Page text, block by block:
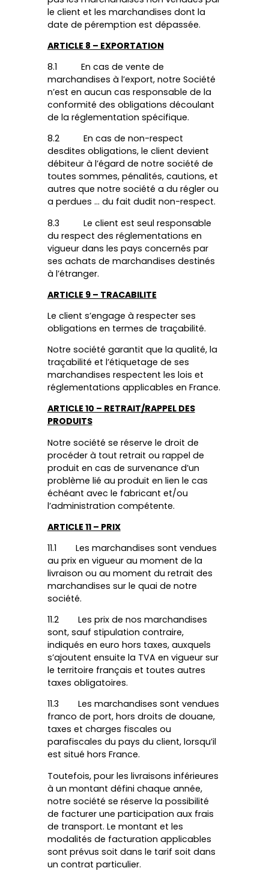
le client et les marchandises dont la
date de péremption est dépassée.
ARTICLE 8 – EXPORTATION
8.1 En cas de vente de
marchandises à l’export, notre Société
n’est en aucun cas responsable de la
conformité des obligations découlant
de la réglementation spécifique.
8.2 En cas de non-respect
desdites obligations, le client devient
débiteur à l’égard de notre société de
toutes sommes, pénalités, cautions, et
autres que notre société a du régler ou
a perdues … du fait dudit non-respect.
8.3 Le client est seul responsable
du respect des réglementations en
vigueur dans les pays concernés par
ses achats de marchandises destinés
à l’étranger.
ARTICLE 9 – TRACABILITE
Le client s’engage à respecter ses
obligations en termes de traçabilité.
Notre société garantit que la qualité, la
traçabilité et l’étiquetage de ses
marchandises respectent les lois et
réglementations applicables en France.
ARTICLE 10 – RETRAIT/RAPPEL DES
PRODUITS
Notre société se réserve le droit de
procéder à tout retrait ou rappel de
produit en cas de survenance d’un
problème lié au produit en lien le cas
échéant avec le fabricant et/ou
l’administration compétente.
ARTICLE 11 – PRIX
11.1 Les marchandises sont vendues
au prix en vigueur au moment de la
livraison ou au moment du retrait des
marchandises sur le quai de notre
société.
11.2 Les prix de nos marchandises
sont, sauf stipulation contraire,
indiqués en euro hors taxes, auxquels
s’ajoutent ensuite la TVA en vigueur sur
le territoire français et toutes autres
taxes obligatoires.
11.3 Les marchandises sont vendues
franco de port, hors droits de douane,
taxes et charges fiscales ou
parafiscales du pays du client, lorsqu’il
est situé hors France.
Toutefois, pour les livraisons inférieures
à un montant défini chaque année,
notre société se réserve la possibilité
de facturer une participation aux frais
de transport. Le montant et les
modalités de facturation applicables
sont prévus soit dans le tarif soit dans
un contrat particulier.